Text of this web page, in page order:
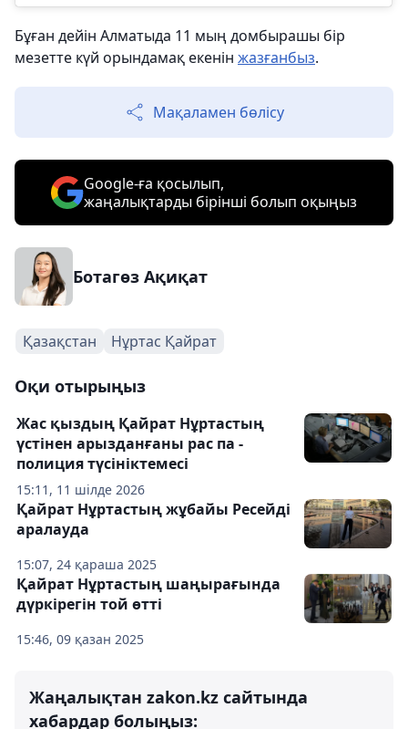
Бұған дейін Алматыда 11 мың домбырашы бір
мезетте күй орындамақ екенін жазғанбыз.
Мақаламен бөлісу
Google-ға қосылып,
жаңалықтарды бірінші болып оқыңыз
Ботагөз Ақиқат
Қазақстан Нұртас Қайрат
Оқи отырыңыз
15:11, 11 шілде 2026
Жас қыздың Қайрат Нұртастың
үстінен арызданғаны рас па -
полиция түсініктемесі
15:07, 24 қараша 2025
Қайрат Нұртастың жұбайы Ресейді
аралауда
15:46, 09 қазан 2025
Қайрат Нұртастың шаңырағында
дүркірегін той өтті
Жаңалықтан zakon.kz сайтында
хабардар болыңыз: